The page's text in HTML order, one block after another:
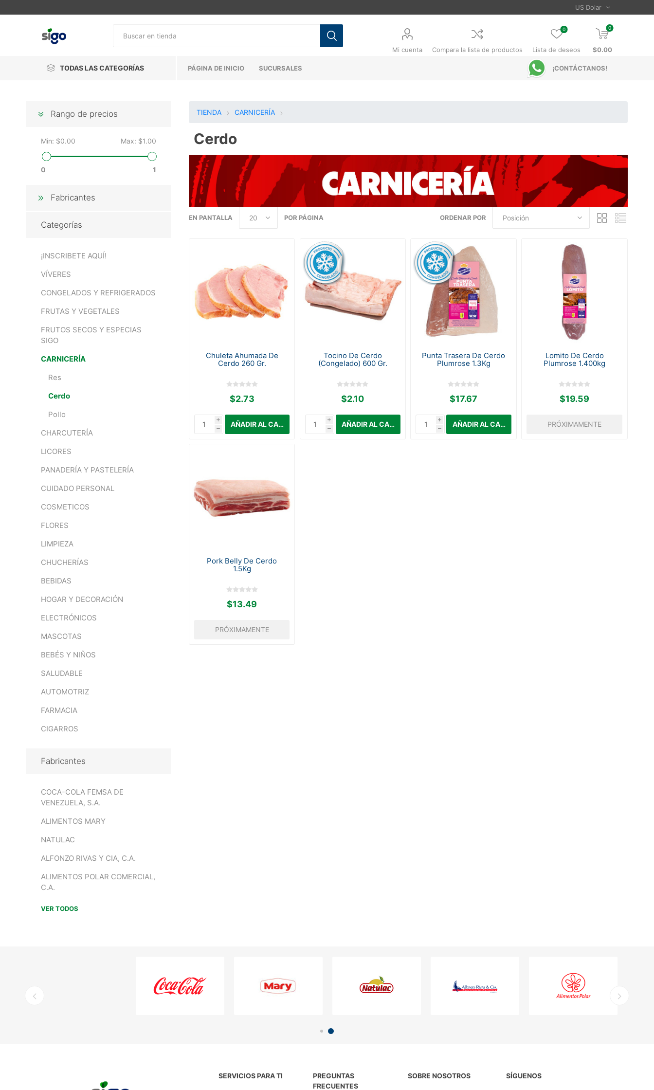
Mi cuenta Compara la lista de productos Lista de deseos
0 0
$0.00
TODAS LAS CATEGORÍAS PÁGINA DE INICIO SUCURSALES ¡CONTÁCTANOS!
TIENDA CARNICERÍA
Cerdo
ORDENAR POR
EN PANTALLA POR PÁGINA
Chuleta Ahumada De
Cerdo 260 Gr.
$2.73
i
h
Tocino De Cerdo
(Congelado) 600 Gr.
$2.10
i
h
Punta Trasera De Cerdo
Plumrose 1.3Kg
$17.67
i
h
Lomito De Cerdo
Plumrose 1.400kg
$19.59
PRÓXIMAMENTE
Pork Belly De Cerdo
1.5Kg
$13.49
PRÓXIMAMENTE
Rango de precios
Min: $0.00 Max: $1.00
0 1
Fabricantes
Categorías
¡INSCRIBETE AQUÍ!
VÍVERES
CONGELADOS Y REFRIGERADOS
FRUTAS Y VEGETALES
FRUTOS SECOS Y ESPECIAS
SIGO
CARNICERÍA
Res
Cerdo
Pollo
CHARCUTERÍA
LICORES
PANADERÍA Y PASTELERÍA
CUIDADO PERSONAL
COSMETICOS
FLORES
LIMPIEZA
CHUCHERÍAS
BEBIDAS
HOGAR Y DECORACIÓN
ELECTRÓNICOS
MASCOTAS
BEBÉS Y NIÑOS
SALUDABLE
AUTOMOTRIZ
FARMACIA
CIGARROS
Fabricantes
COCA-COLA FEMSA DE
VENEZUELA, S.A.
ALIMENTOS MARY
NATULAC
ALFONZO RIVAS Y CIA, C.A.
ALIMENTOS POLAR COMERCIAL,
C.A.
VER TODOS
SERVICIOS PARA TI
PREGUNTAS
FRECUENTES
SOBRE NOSOTROS SÍGUENOS